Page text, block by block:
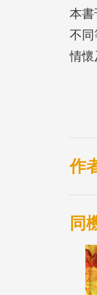
本書
不同
情懷
作
同